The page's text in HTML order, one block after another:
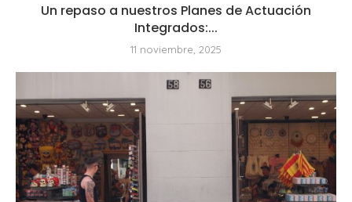
Un repaso a nuestros Planes de Actuación
Integrados:...
11 noviembre, 2025